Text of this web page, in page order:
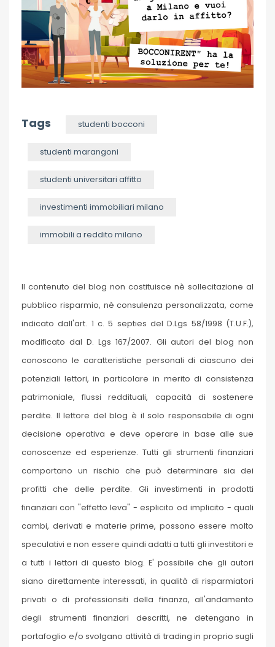
Tags studenti bocconi
studenti marangoni
studenti universitari affitto
investimenti immobiliari milano
immobili a reddito milano
Il contenuto del blog non costituisce nè sollecitazione al
pubblico risparmio, nè consulenza personalizzata, come
indicato dall'art. 1 c. 5 septies del D.Lgs 58/1998 (T.U.F.),
modificato dal D. Lgs 167/2007. Gli autori del blog non
conoscono le caratteristiche personali di ciascuno dei
potenziali lettori, in particolare in merito di consistenza
patrimoniale, flussi reddituali, capacità di sostenere
perdite. Il lettore del blog è il solo responsabile di ogni
decisione operativa e deve operare in base alle sue
conoscenze ed esperienze. Tutti gli strumenti finanziari
comportano un rischio che può determinare sia dei
profitti che delle perdite. Gli investimenti in prodotti
finanziari con "effetto leva" - esplicito od implicito - quali
cambi, derivati e materie prime, possono essere molto
speculativi e non essere quindi adatti a tutti gli investitori e
a tutti i lettori di questo blog. E' possibile che gli autori
siano direttamente interessati, in qualità di risparmiatori
privati o di professionsiti della finanza, all'andamento
degli strumenti finanziari descritti, ne detengano in
portafoglio e/o svolgano attività di trading in proprio sugli